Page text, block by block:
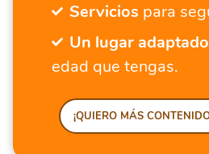
Servicios para
Un lugar adaptado
edad que tengas.
¡QUIERO MÁS